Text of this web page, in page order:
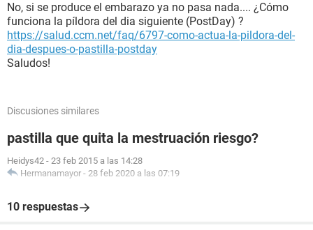
No, si se produce el embarazo ya no pasa nada.... ¿Cómo
funciona la píldora del dia siguiente (PostDay) ?
https://salud.ccm.net/faq/6797-como-actua-la-pildora-del-
dia-despues-o-pastilla-postday
Saludos!
Discusiones similares
pastilla que quita la mestruación riesgo?
Heidys42 - 23 feb 2015 a las 14:28
Hermanamayor - 28 feb 2020 a las 07:19
10 respuestas